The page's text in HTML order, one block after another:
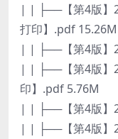
| | ├──【第4版】
打印】.pdf 15.26M
| | ├──【第4版】
| | ├──【第4版】
印】.pdf 5.76M
| | ├──【第4版】
| | ├──【第4版】